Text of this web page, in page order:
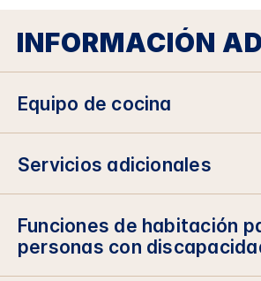
INFORMACIÓN
Equipo de cocina
Servicios adicionales
Funciones de habitación
personas con